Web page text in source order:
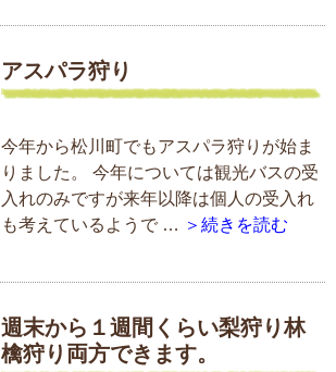
アスパラ狩り
今年から松川町でもアスパラ狩りが始ま
りました。 今年については観光バスの受
入れのみですが来年以降は個人の受入れ
も考えているようで … ＞続きを読む
週末から１週間くらい梨狩り林
檎狩り両方できます。